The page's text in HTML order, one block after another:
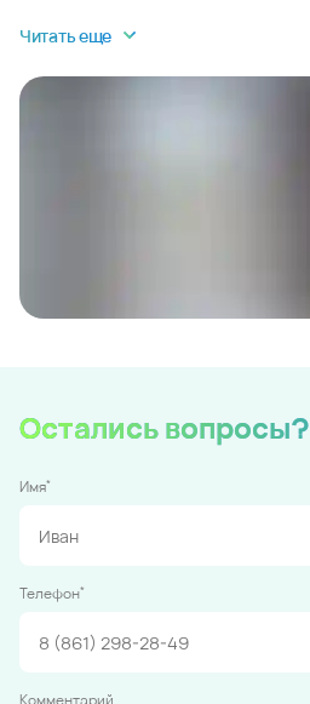
Читать еще
Остались вопросы?
Имя*
Телефон*
Комментарий